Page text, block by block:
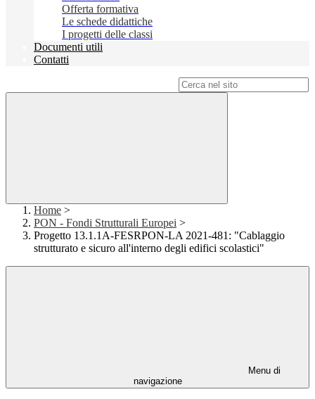
Offerta formativa
Le schede didattiche
I progetti delle classi
Documenti utili
Contatti
Home >
PON - Fondi Strutturali Europei >
Progetto 13.1.1A-FESRPON-LA 2021-481: "Cablaggio
strutturato e sicuro all'interno degli edifici scolastici"
Menu di
navigazione